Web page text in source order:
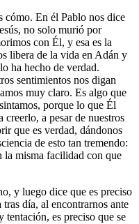
cómo. En él Pablo nos dice
no solo murió por
con Él, y esa es la
libera de la vida en Adán y
ha hecho de verdad.
sentimientos nos digan
muy claro. Es algo que
porque lo que Él
creerlo, a pesar de nuestros
que es verdad, dándonos
de esto tan tremendo:
la misma facilidad con que
y luego dice que es preciso
día, al encontrarnos ante
tentación, es preciso que se